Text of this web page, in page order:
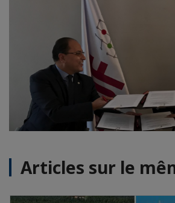
Articles sur le